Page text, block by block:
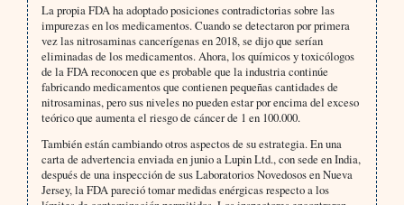
La propia FDA ha adoptado posiciones contradictorias sobre las
impurezas en los medicamentos. Cuando se detectaron por primera
vez las nitrosaminas cancerígenas en 2018, se dijo que serían
eliminadas de los medicamentos. Ahora, los químicos y toxicólogos
de la FDA reconocen que es probable que la industria continúe
fabricando medicamentos que contienen pequeñas cantidades de
nitrosaminas, pero sus niveles no pueden estar por encima del exceso
teórico que aumenta el riesgo de cáncer de 1 en 100.000.
También están cambiando otros aspectos de su estrategia. En una
carta de advertencia enviada en junio a Lupin Ltd., con sede en India,
después de una inspección de sus Laboratorios Novedosos en Nueva
Jersey, la FDA pareció tomar medidas enérgicas respecto a los